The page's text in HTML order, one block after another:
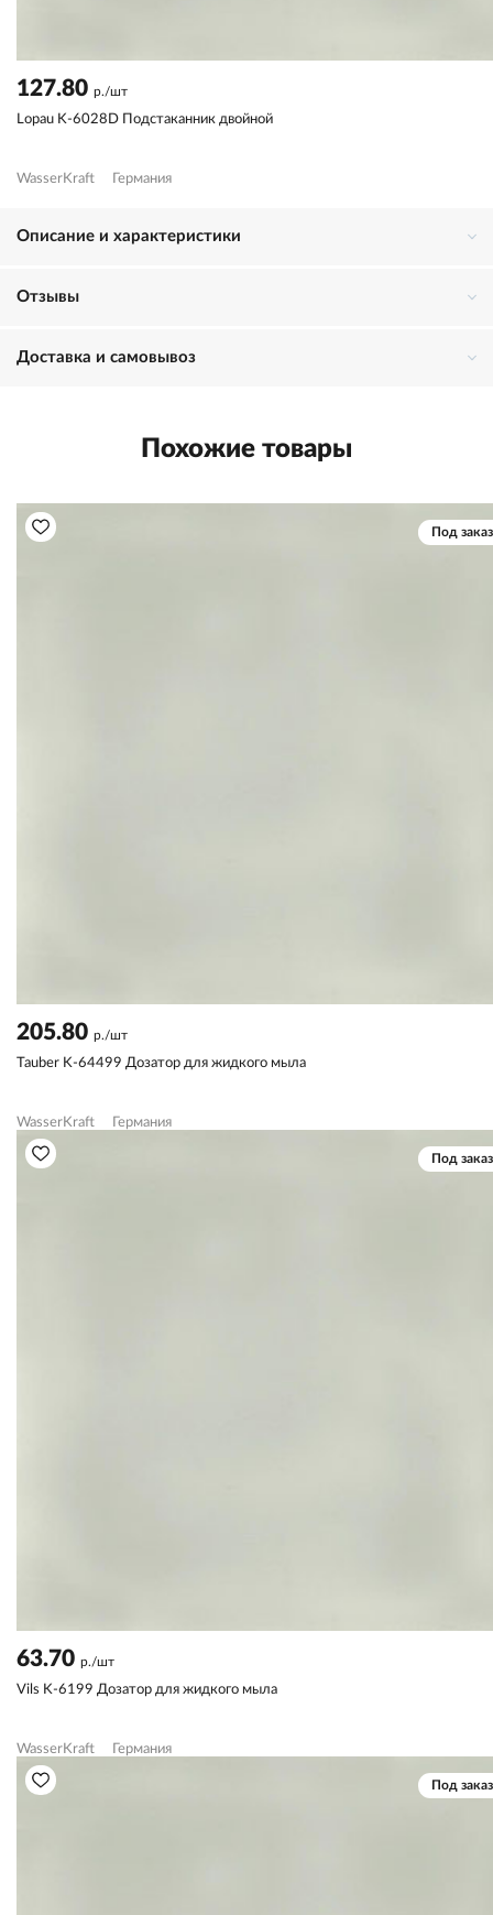
127.80 р./шт
Lopau K-6028D Подстаканник двойной
WasserKraft Германия
Описание и характеристики
Отзывы
Доставка и самовывоз
Похожие товары
Под заказ
205.80 р./шт
Tauber K-64499 Дозатор для жидкого мыла
WasserKraft Германия
Под заказ
63.70 р./шт
Vils K-6199 Дозатор для жидкого мыла
WasserKraft Германия
Под заказ